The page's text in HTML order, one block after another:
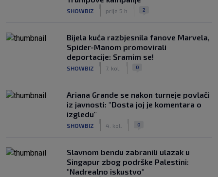
SHOWBIZ prije 5 h 2
Bijela kuća razbjesnila fanove Marvela,
Spider-Manom promovirali
deportacije: Sramim se!
SHOWBIZ 7. kol. 0
Ariana Grande se nakon turneje povlači
iz javnosti: "Dosta joj je komentara o
izgledu"
SHOWBIZ 4. kol. 0
Slavnom bendu zabranili ulazak u
Singapur zbog podrške Palestini:
"Nadrealno iskustvo"